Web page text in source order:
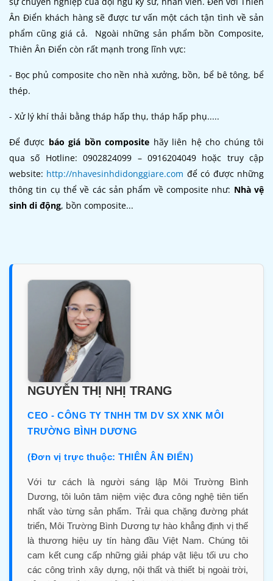
Ân Điển khách hàng sẽ được tư vấn một cách tận tình về sản
phẩm cũng giá cả. Ngoài những sản phẩm bồn Composite,
Thiên Ân Điển còn rất mạnh trong lĩnh vực:
- Bọc phủ composite cho nền nhà xưởng, bồn, bể bê tông, bể
thép.
- Xử lý khí thải bằng tháp hấp thụ, tháp hấp phụ.....
Để được báo giá bồn composite hãy liên hệ cho chúng tôi
qua số Hotline: 0902824099 – 0916204049 hoặc truy cập
website: http://nhavesinhdidonggiare.com để có được những
thông tin cụ thể về các sản phẩm về composite như: Nhà vệ
sinh di động, bồn composite...
NGUYỄN THỊ NHỊ TRANG
CEO - CÔNG TY TNHH TM DV SX XNK MÔI
TRƯỜNG BÌNH DƯƠNG
(Đơn vị trực thuộc: THIÊN ÂN ĐIỂN)
Với tư cách là người sáng lập Môi Trường Bình
Dương, tôi luôn tâm niệm việc đưa công nghệ tiên tiến
nhất vào từng sản phẩm. Trải qua chặng đường phát
triển, Môi Trường Bình Dương tự hào khẳng định vị thế
là thương hiệu uy tín hàng đầu Việt Nam. Chúng tôi
cam kết cung cấp những giải pháp vật liệu tối ưu cho
các công trình xây dựng, nội thất và thiết bị ngoài trời,